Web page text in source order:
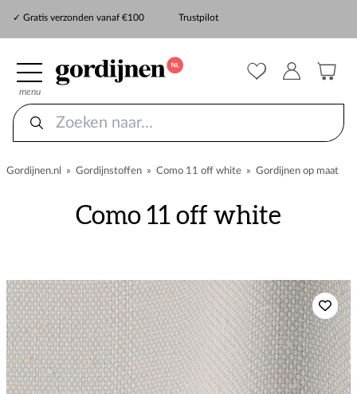
✓ Gratis verzonden vanaf €100
Trustpilot
menu
Gordijnen.nl » Gordijnstoffen » Como 11 off white » Gordijnen op maat
Como 11 off white